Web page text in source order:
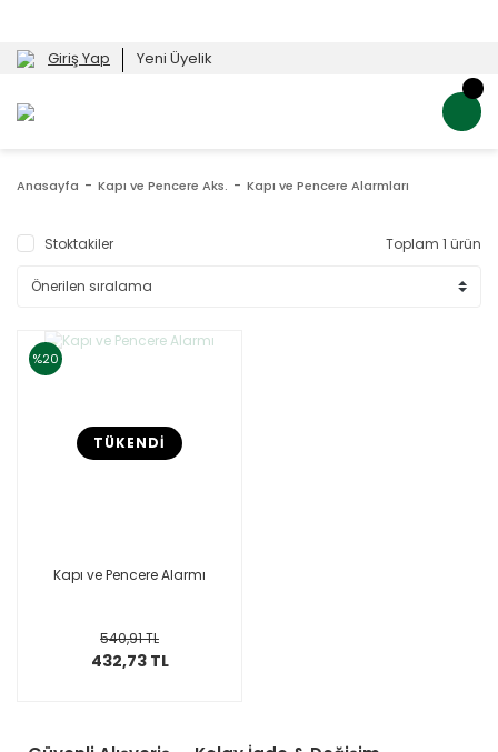
Giriş Yap Yeni Üyelik
Anasayfa Kapı ve Pencere Aks. Kapı ve Pencere Alarmları
Stoktakiler Toplam 1 ürün
%20
TÜKENDİ
Kapı ve Pencere Alarmı
540,91 TL
432,73 TL